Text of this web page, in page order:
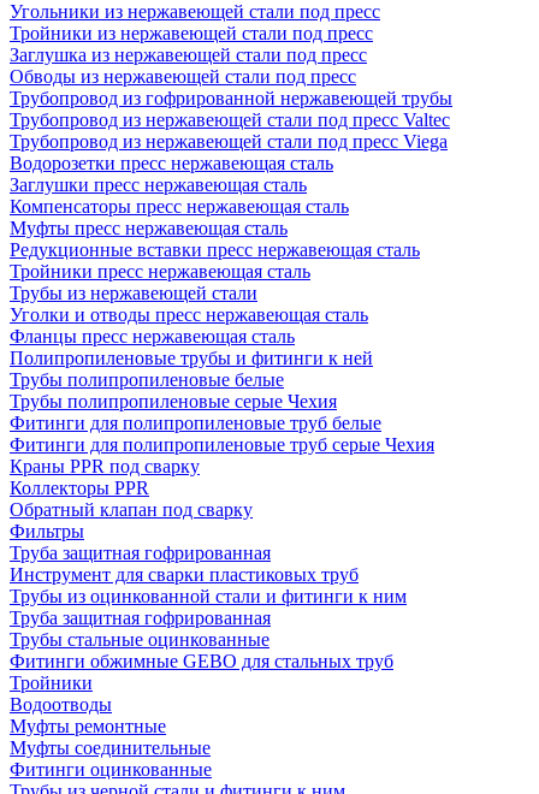
Угольники из нержавеющей стали под пресс
Тройники из нержавеющей стали под пресс
Заглушка из нержавеющей стали под пресс
Обводы из нержавеющей стали под пресс
Трубопровод из гофрированной нержавеющей трубы
Трубопровод из нержавеющей стали под пресс Valtec
Трубопровод из нержавеющей стали под пресс Viega
Водорозетки пресс нержавеющая сталь
Заглушки пресс нержавеющая сталь
Компенсаторы пресс нержавеющая сталь
Муфты пресс нержавеющая сталь
Редукционные вставки пресс нержавеющая сталь
Тройники пресс нержавеющая сталь
Трубы из нержавеющей стали
Уголки и отводы пресс нержавеющая сталь
Фланцы пресс нержавеющая сталь
Полипропиленовые трубы и фитинги к ней
Трубы полипропиленовые белые
Трубы полипропиленовые серые Чехия
Фитинги для полипропиленовые труб белые
Фитинги для полипропиленовые труб серые Чехия
Краны PPR под сварку
Коллекторы PPR
Обратный клапан под сварку
Фильтры
Труба защитная гофрированная
Инструмент для сварки пластиковых труб
Трубы из оцинкованной стали и фитинги к ним
Труба защитная гофрированная
Трубы стальные оцинкованные
Фитинги обжимные GEBO для стальных труб
Тройники
Водоотводы
Муфты ремонтные
Муфты соединительные
Фитинги оцинкованные